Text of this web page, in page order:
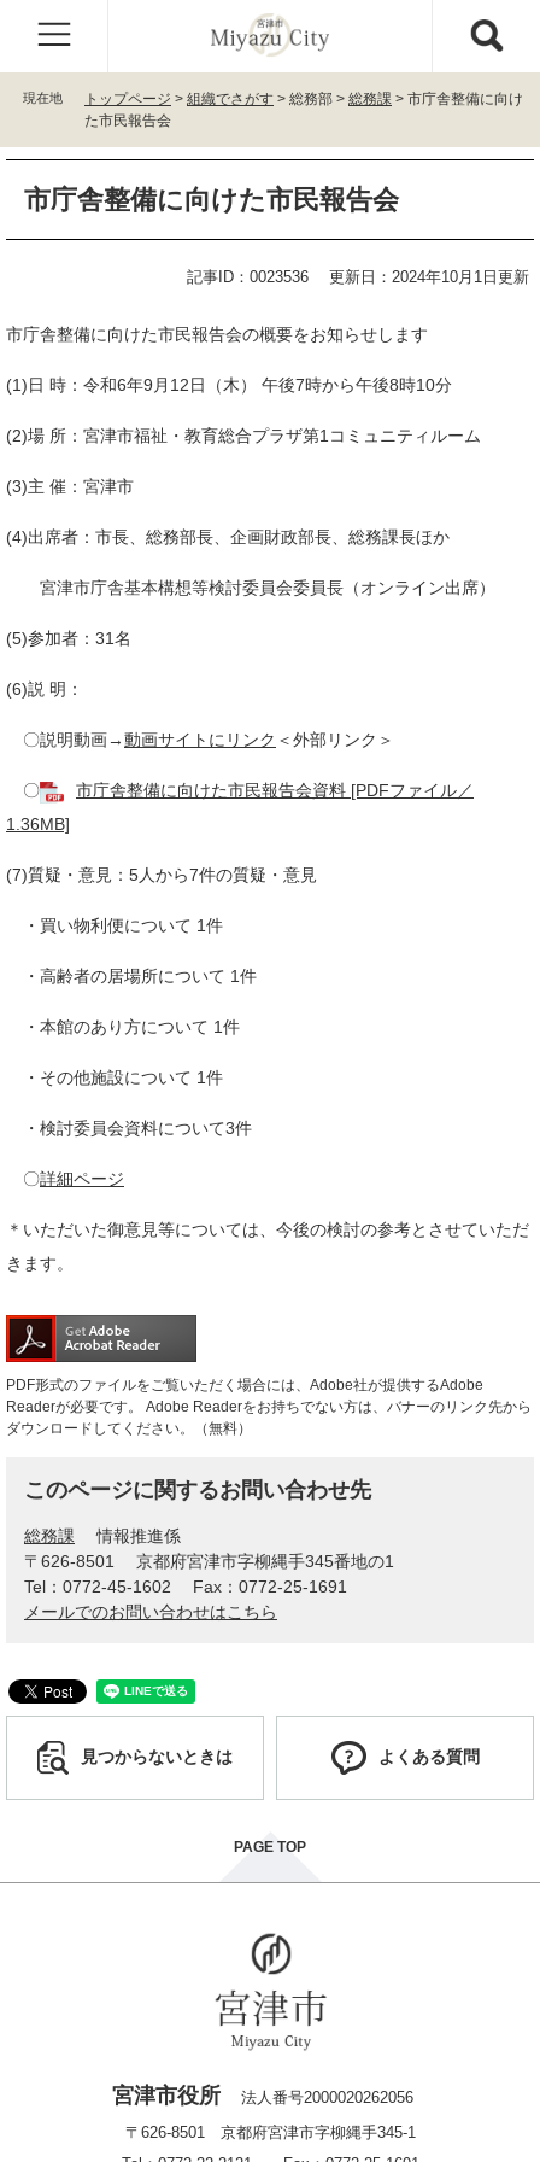
で
ば
本
現在地 トップページ > 組織でさがす > 総務部 > 総務課 > 市庁舎整備に向け
た市民報告会
市庁舎整備に向けた市民報告会
記事ID：0023536 更新日：2024年10月1日更新
市庁舎整備に向けた市民報告会の概要をお知らせします
(1)日 時：令和6年9月12日（木） 午後7時から午後8時10分
(2)場 所：宮津市福祉・教育総合プラザ第1コミュニティルーム
(3)主 催：宮津市
(4)出席者：市長、総務部長、企画財政部長、総務課長ほか
宮津市庁舎基本構想等検討委員会委員長（オンライン出席）
(5)参加者：31名
(6)説 明：
〇説明動画→動画サイトにリンク ＜外部リンク＞
〇
市庁舎整備に向けた市民報告会資料 [PDFファイル／
1.36MB]
(7)質疑・意見：5人から7件の質疑・意見
・買い物利便について 1件
・高齢者の居場所について 1件
・本館のあり方について 1件
・その他施設について 1件
・検討委員会資料について3件
〇詳細ページ
＊いただいた御意見等については、今後の検討の参考とさせていただ
きます。
PDF形式のファイルをご覧いただく場合には、Adobe社が提供するAdobe
Readerが必要です。
Adobe Readerをお持ちでない方は、バナーのリンク先から
ダウンロードしてください。（無料）
このページに関するお問い合わせ先
総務課
情報推進係
〒626-8501
京都府宮津市字柳縄手345番地の1
Tel：0772-45-1602
Fax：0772-25-1691
メールでのお問い合わせはこちら
見つからないときは よくある質問
PAGE TOP
宮津市役所
法人番号2000020262056
〒626-8501 京都府宮津市字柳縄手345-1